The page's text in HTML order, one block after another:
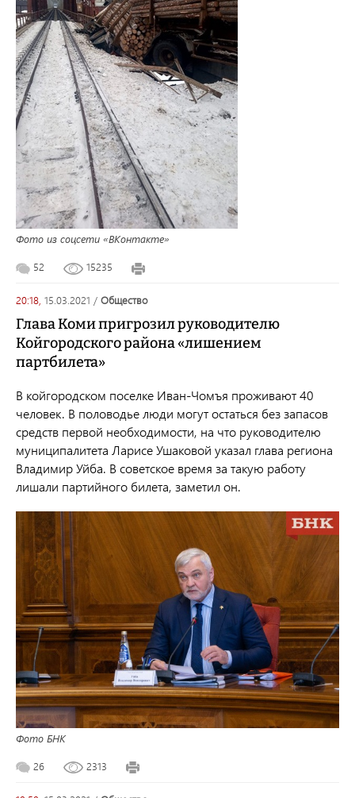
Фото из соцсети «ВКонтакте»
52 15235
20:18, 15.03.2021 / общество
Глава Коми пригрозил руководителю
Койгородского района «лишением
партбилета»
В койгородском поселке Иван-Чомъя проживают 40
человек. В половодье люди могут остаться без запасов
средств первой необходимости, на что руководителю
муниципалитета Ларисе Ушаковой указал глава региона
Владимир Уйба. В советское время за такую работу
лишали партийного билета, заметил он.
Фото БНК
26 2313